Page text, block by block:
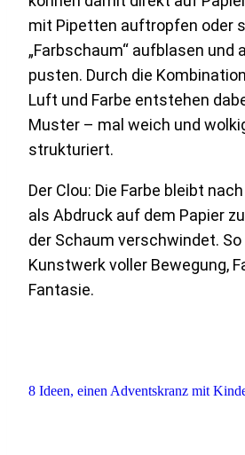
mit Pipetten auftropfen oder
„Farbschaum“ aufblasen und
pusten. Durch die
Luft und Farbe entstehen
Muster – mal weich und
strukturiert.
Der Clou: Die Farbe bleibt
als Abdruck auf dem Papier
der Schaum verschwindet.
Kunstwerk voller Bewegung,
Fantasie.
8 Ideen, einen Adventskranz mit